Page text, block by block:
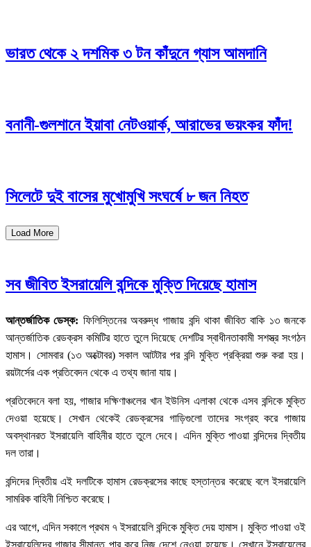
ভারত থেকে ২ দশমিক ৩ টন কাঁদুনে গ্যাস আমদানি
বনানী-গুলশানে ইয়াবা নেটওয়ার্ক, আরাভের ভয়ংকর ফাঁদ!
সিলেটে দুই বাসের মুখোমুখি সংঘর্ষে ৮ জন নিহত
Load More
সব জীবিত ইসরায়েলি বন্দিকে মুক্তি দিয়েছে হামাস
আন্তর্জাতিক ডেস্ক: ফিলিস্তিনের অবরুদ্ধ গাজায় বন্দি থাকা জীবিত বাকি ১৩ জনকে
আন্তর্জাতিক রেডক্রস কমিটির হাতে তুলে দিয়েছে দেশটির স্বাধীনতাকামী সশস্ত্র সংগঠন
হামাস। সোমবার (১৩ অক্টোবর) সকাল আটটার পর বন্দি মুক্তি প্রক্রিয়া শুরু করা হয়।
রয়টার্সের এক প্রতিবেদন থেকে এ তথ্য জানা যায়।
প্রতিবেদনে বলা হয়, গাজার দক্ষিণাঞ্চলের খান ইউনিস এলাকা থেকে এসব বন্দিকে মুক্তি
দেওয়া হয়েছে। সেখান থেকেই রেডক্রসের গাড়িগুলো তাদের সংগ্রহ করে গাজায়
অবস্থানরত ইসরায়েলি বাহিনীর হাতে তুলে দেবে। এদিন মুক্তি পাওয়া বন্দিদের দ্বিতীয়
দল তারা।
বন্দিদের দ্বিতীয় এই দলটিকে হামাস রেডক্রসের কাছে হস্তান্তর করেছে বলে ইসরায়েলি
সামরিক বাহিনী নিশ্চিত করেছে।
এর আগে, এদিন সকালে প্রথম ৭ ইসরায়েলি বন্দিকে মুক্তি দেয় হামাস। মুক্তি পাওয়া ওই